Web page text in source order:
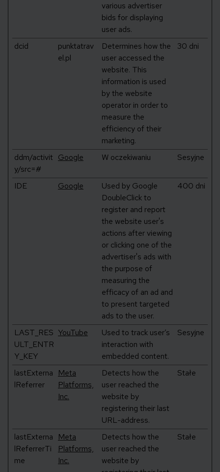
various advertiser
bids for displaying
user ads.
dcid
punktatrav
el.pl
Determines how the
user accessed the
website. This
information is used
by the website
operator in order to
measure the
efficiency of their
marketing.
30 dni
ddm/activit
y/src=#
Google W oczekiwaniu Sesyjne
IDE Google
Used by Google
DoubleClick to
register and report
the website user's
actions after viewing
or clicking one of the
advertiser's ads with
the purpose of
measuring the
efficacy of an ad and
to present targeted
ads to the user.
400 dni
LAST_RES
ULT_ENTR
Y_KEY
YouTube
Used to track user’s
interaction with
embedded content.
Sesyjne
lastExterna
lReferrer
Meta
Platforms,
Inc.
Detects how the
user reached the
website by
registering their last
URL-address.
Stałe
lastExterna
lReferrerTi
me
Meta
Platforms,
Inc.
Detects how the
user reached the
website by
Stałe